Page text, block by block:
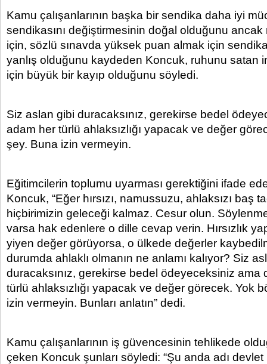
Kamu çalışanlarının başka bir sendika daha iyi
sendikasını değiştirmesinin doğal olduğunu
için, sözlü sınavda yüksek puan almak için
yanlış olduğunu kaydeden Koncuk, ruhunu satan
için büyük bir kayıp olduğunu söyledi.
Siz aslan gibi duracaksınız, gerekirse bedel
adam her türlü ahlaksızlığı yapacak ve değer
şey. Buna izin vermeyin.
Eğitimcilerin toplumu uyarması gerektiğini ifade
Koncuk, “Eğer hırsızı, namussuzu, ahlaksızı baş
hiçbirimizin geleceği kalmaz. Cesur olun.
varsa hak edenlere o dille cevap verin. Hırsızlık
yiyen değer görüyorsa, o ülkede değerler
durumda ahlaklı olmanın ne anlamı kalıyor? Siz
duracaksınız, gerekirse bedel ödeyeceksiniz ama
türlü ahlaksızlığı yapacak ve değer görecek. Yok
izin vermeyin. Bunları anlatın” dedi.
Kamu çalışanlarının iş güvencesinin tehlikede
çeken Koncuk şunları söyledi: “Şu anda adı